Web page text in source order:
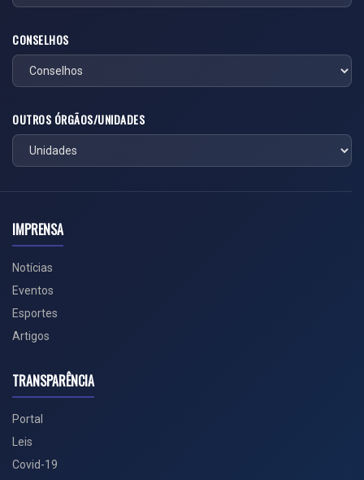
CONSELHOS
OUTROS ÓRGÃOS/UNIDADES
IMPRENSA
Notícias
Eventos
Esportes
Artigos
TRANSPARÊNCIA
Portal
Leis
Covid-19